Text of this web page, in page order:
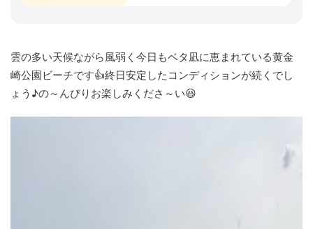
雲の多い天候ながら風弱く今日もベタ凪に恵まれている黄金
崎公園ビーチです👍終日安定したコンディションが続くでし
ょう♪の～んびりお楽しみくださ～い😆